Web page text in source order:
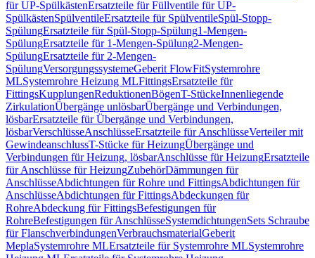
für UP-SpülkästenErsatzteile für Füllventile für UP-
SpülkästenSpülventileErsatzteile für SpülventileSpül-Stopp-
SpülungErsatzteile für Spül-Stopp-Spülung1-Mengen-
SpülungErsatzteile für 1-Mengen-Spülung2-Mengen-
SpülungErsatzteile für 2-Mengen-
SpülungVersorgungssystemeGeberit FlowFitSystemrohre
MLSystemrohre Heizung MLFittingsErsatzteile für
FittingsKupplungenReduktionenBögenT-StückeInnenliegende
ZirkulationÜbergänge unlösbarÜbergänge und Verbindungen,
lösbarErsatzteile für Übergänge und Verbindungen,
lösbarVerschlüsseAnschlüsseErsatzteile für AnschlüsseVerteiler mit
GewindeanschlussT-Stücke für HeizungÜbergänge und
Verbindungen für Heizung, lösbarAnschlüsse für HeizungErsatzteile
für Anschlüsse für HeizungZubehörDämmungen für
AnschlüsseAbdichtungen für Rohre und FittingsAbdichtungen für
AnschlüsseAbdichtungen für FittingsAbdeckungen für
RohreAbdeckung für FittingsBefestigungen für
RohreBefestigungen für AnschlüsseSystemdichtungenSets Schraube
für FlanschverbindungenVerbrauchsmaterialGeberit
MeplaSystemrohre MLErsatzteile für Systemrohre MLSystemrohre